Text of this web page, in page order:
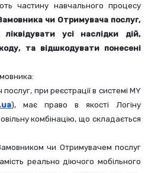
частину навчального процесу
чи Отримувача послуг,
ліквідувати усі наслідки дій,
та відшкодувати понесені
при реєстрації в системі MY
), має право в якості Логіну
комбінацію, що складається
чи Отримувачем послуг
реально діючого мобільного